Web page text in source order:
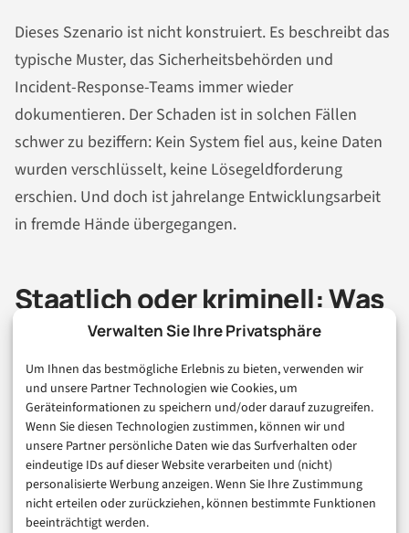
Verwalten Sie Ihre Privatsphäre
Um Ihnen das bestmögliche Erlebnis zu bieten, verwenden wir
und unsere Partner Technologien wie Cookies, um
Geräteinformationen zu speichern und/oder darauf zuzugreifen.
Wenn Sie diesen Technologien zustimmen, können wir und
unsere Partner persönliche Daten wie das Surfverhalten oder
eindeutige IDs auf dieser Website verarbeiten und (nicht)
personalisierte Werbung anzeigen. Wenn Sie Ihre Zustimmung
nicht erteilen oder zurückziehen, können bestimmte Funktionen
beeinträchtigt werden.
Dieses Szenario ist nicht konstruiert. Es beschreibt das
typische Muster, das Sicherheitsbehörden und
Incident-Response-Teams immer wieder
dokumentieren. Der Schaden ist in solchen Fällen
schwer zu beziffern: Kein System fiel aus, keine Daten
wurden verschlüsselt, keine Lösegeldforderung
erschien. Und doch ist jahrelange Entwicklungsarbeit
in fremde Hände übergegangen.
Staatlich oder kriminell: Was
für die Verteidigung wirklich
zählt
In der taktischen Verteidigung ist die Frage „staatlich
oder kriminell?“ weniger relevant als oft
angenommen. Die technischen Maßnahmen gegen
Lateral Movement, Datenexfiltration und Backdoors